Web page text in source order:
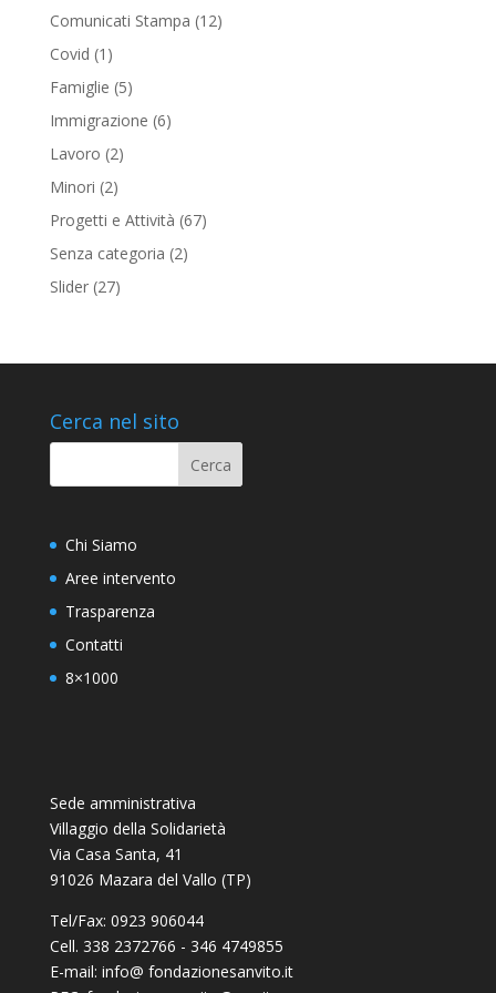
Comunicati Stampa (12)
Covid (1)
Famiglie (5)
Immigrazione (6)
Lavoro (2)
Minori (2)
Progetti e Attività (67)
Senza categoria (2)
Slider(27)
Cerca nel sito
Chi Siamo
Aree intervento
Trasparenza
Contatti
8×1000
Sede amministrativa
Villaggio della Solidarietà
Via Casa Santa, 41
91026 Mazara del Vallo (TP)
Tel/Fax: 0923 906044
Cell. 338 2372766 - 346 4749855
E-mail: info@ fondazionesanvito.it